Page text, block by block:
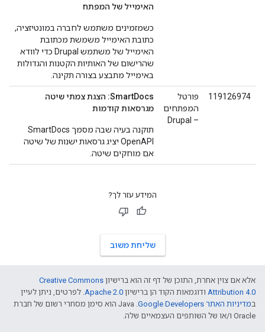
האימייל של המפתח
כשמזמינים משתמש לחברה במונטיזציה,
כתובת האימייל משמשת מכתובת
האימייל של משתמש Drupal כדי לוודא
שהרישום של האותיות הקטנות והגדולות
באימייל מתבצע בצורה תקינה.
119126974
פורטל
המפתחים
– Drupal
SmartDocs: הצגת צמתי שיטה
מגרסאות קודמות
תוקנה בעיה שבה מסמך SmartDocs
OpenAPI יציג גרסאות ישנות של שיטה
אם מוחקים שיטה.
המידע עזר לך?
שליחת משוב
אלא אם צוין אחרת, התוכן של דף זה הוא ברישיון Creative Commons
Attribution 4.0 ודוגמאות הקוד הן ברישיון Apache 2.0. לפרטים, ניתן לעיין
במדיניות האתר Google Developers‏
.‏ Java הוא סימן מסחרי רשום של חברת
Oracle ו/או של השותפים העצמאיים שלה.